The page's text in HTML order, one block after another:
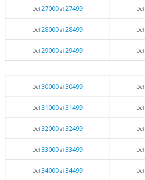
Del 27000al 27499 Del
Del 28000al 28499 Del
Del 29000al 29499 Del
Del 30000al 30499 Del
Del 31000al 31499 Del
Del 32000al 32499 Del
Del 33000al 33499 Del
Del 34000al 34499 Del